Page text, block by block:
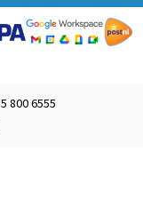
800 6555